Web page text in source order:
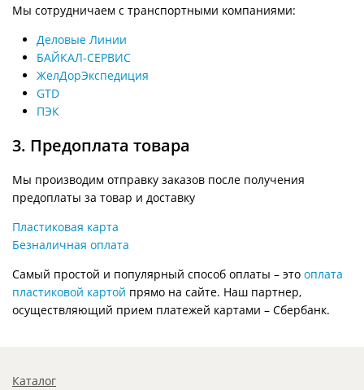
Мы сотрудничаем с транспортными компаниями:
Деловые Линии
БАЙКАЛ-СЕРВИС
ЖелДорЭкспедиция
GTD
ПЭК
3. Предоплата товара
Мы производим отправку заказов после получения
предоплаты за товар и доставку
Пластиковая карта
Безналичная оплата
Самый простой и популярный способ оплаты – это оплата
пластиковой картой прямо на сайте. Наш партнер,
осуществляющий прием платежей картами – Сбербанк.
Каталог